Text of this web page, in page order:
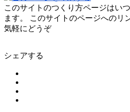
このサイトのつくり方ページはい
ます。 このサイトのページへのリ
気軽にどうぞ
シェアする